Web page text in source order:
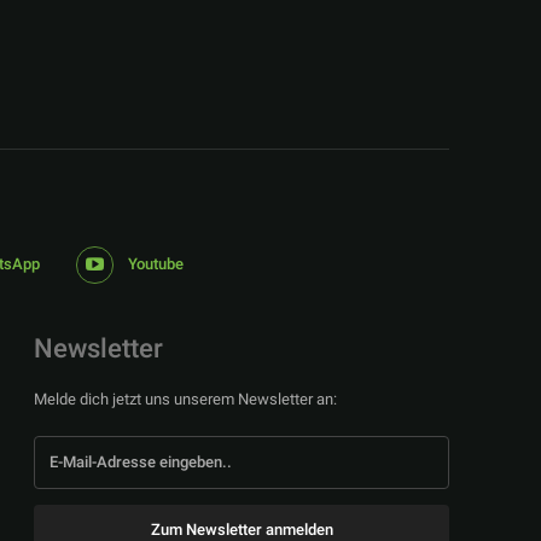
Youtube
Newsletter
Melde dich jetzt uns unserem Newsletter an:
Zum Newsletter anmelden